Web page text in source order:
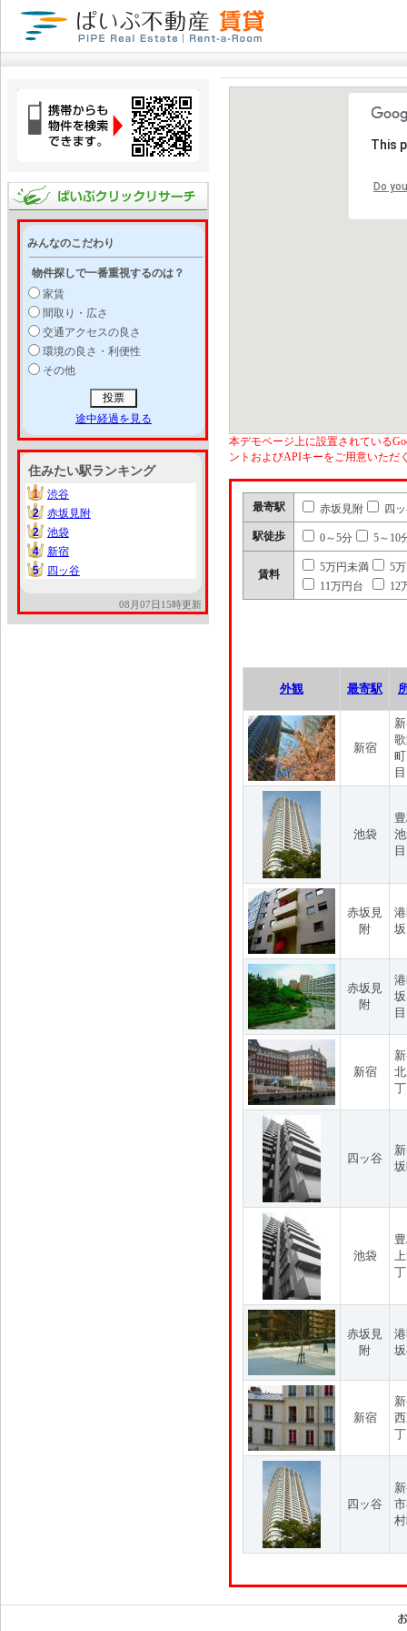
みんなのこだわり
物件探しで一番重視するのは？
家賃
間取り・広さ
交通アクセスの良さ
環境の良さ・利便性
その他
途中経過を見る
住みたい駅ランキング
1
1
渋谷
2
2
赤坂見附
2
2
池袋
4
4
新宿
5
5 四ッ谷
08月07日15時更新
This
Do
本デモページ上に設置されている
ントおよびAPIキーをご用意いただ
最寄駅 赤坂見附 四
駅徒歩 0～5分 5～10
賃料
5万円未満
5
11万円台
12
外観 最寄駅
新宿
目
池袋
目
赤坂見
附
赤坂見
附
目
新宿
四ッ谷
池袋
赤坂見
附
新宿
四ッ谷